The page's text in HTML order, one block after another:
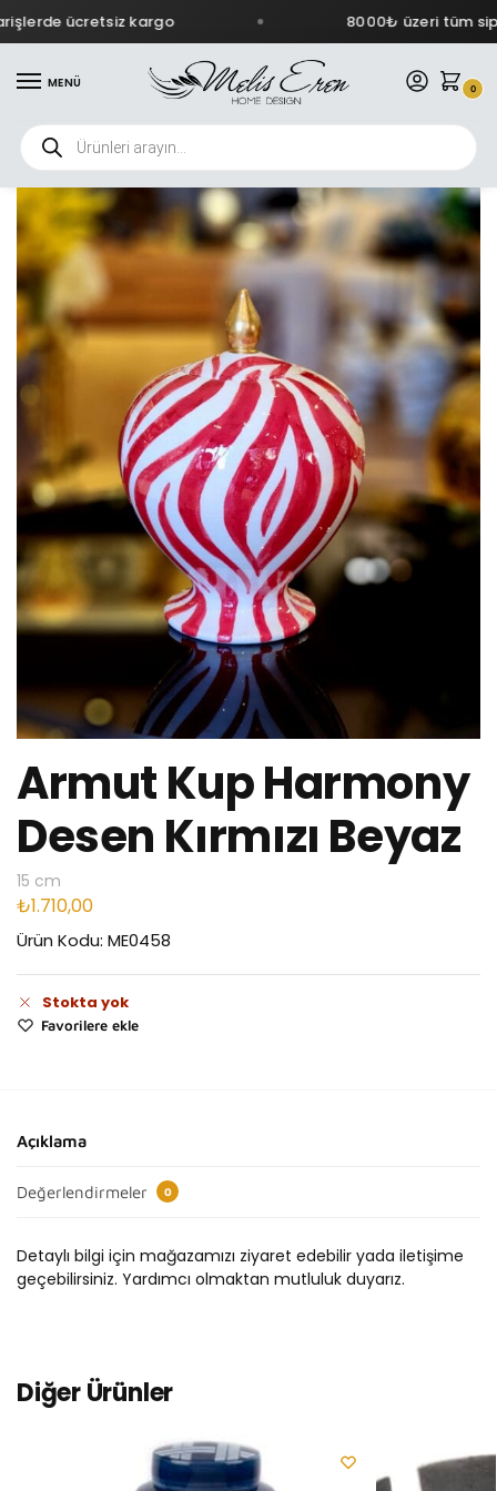
ücretsiz kargo 8000₺ üzeri tüm
MENÜ 0
Armut Kup Harmony
Desen Kırmızı Beyaz
15 cm
₺1.710,00
Ürün Kodu: ME0458
Stokta yok
Favorilere ekle
Açıklama
Değerlendirmeler 0
Detaylı bilgi için mağazamızı ziyaret edebilir yada iletişime
geçebilirsiniz. Yardımcı olmaktan mutluluk duyarız.
Diğer Ürünler